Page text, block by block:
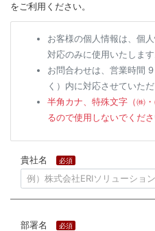
をご利用ください。
お客様の個人情報は、個
対応のみに使用いたします
お問合わせは、営業時間
く）内に対応させていただ
半角カナ、特殊文字（㈱
るので使用しないでくださ
貴社名 必須
部署名 必須